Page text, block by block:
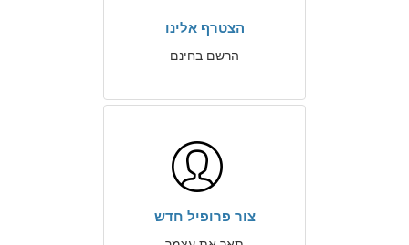
הצטרף אלינו
הרשם בחינם
צור פרופיל חדש